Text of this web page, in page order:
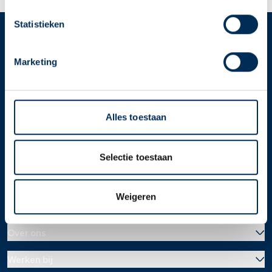
Statistieken
Marketing
Alles toestaan
Selectie toestaan
Weigeren
Vind je apotheek
Download de app 📲
Alle Service Apotheken
Contact
Over Service Apotheek
Werken bij